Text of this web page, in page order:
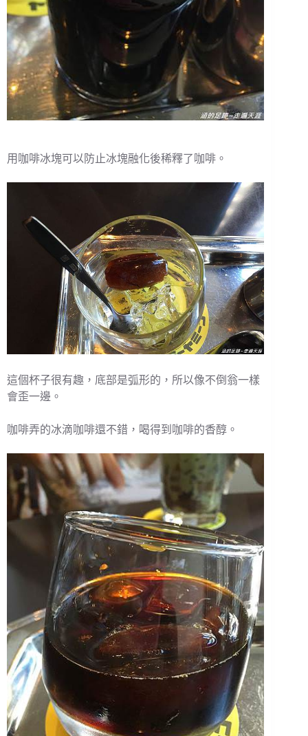
用咖啡冰塊可以防止冰塊融化後稀釋了咖啡。
這個杯子很有趣，底部是弧形的，所以像不倒翁一樣
會歪一邊。
咖啡弄的冰滴咖啡還不錯，喝得到咖啡的香醇。